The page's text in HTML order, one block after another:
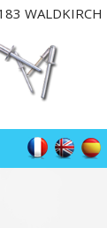
WALDKIRCH